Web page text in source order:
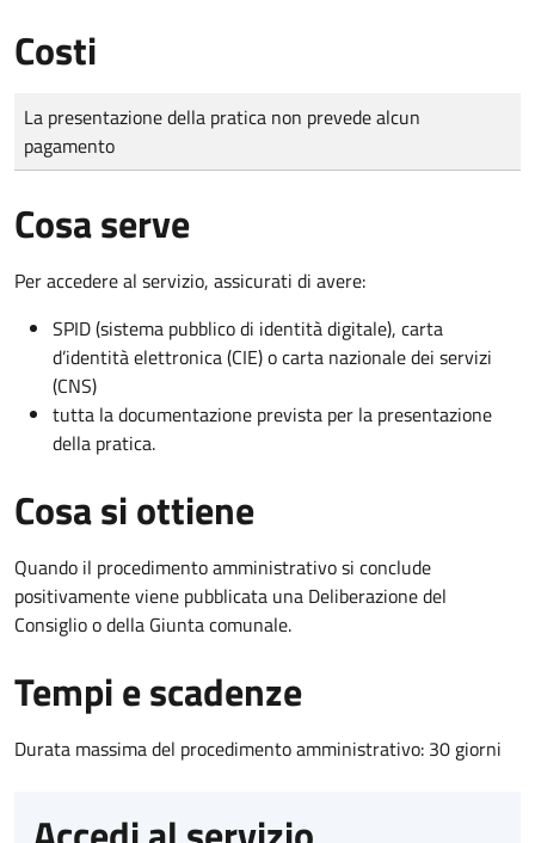
Costi
Tipo di pagamento
Importo
La presentazione della pratica non prevede alcun
pagamento
Cosa serve
Per accedere al servizio, assicurati di avere:
SPID (sistema pubblico di identità digitale), carta
d’identità elettronica (CIE) o carta nazionale dei servizi
(CNS)
tutta la documentazione prevista per la presentazione
della pratica.
Cosa si ottiene
Quando il procedimento amministrativo si conclude
positivamente viene pubblicata una Deliberazione del
Consiglio o della Giunta comunale.
Tempi e scadenze
Durata massima del procedimento amministrativo: 30 giorni